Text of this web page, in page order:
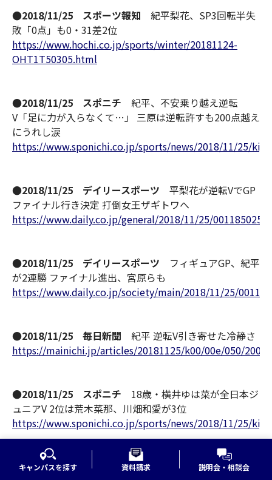
●2018/11/25 スポーツ報知 紀平梨花、SP3回転半失
敗「0点」も0・31差2位
https://www.hochi.co.jp/sports/winter/20181124-
OHT1T50305.html
●2018/11/25 スポニチ 紀平、不安乗り越え逆転
V「足に力が入らなくて…」 三原は逆転許すも200点越え
にうれし涙
https://www.sponichi.co.jp/sports/news/2018/11/25/kiji/
●2018/11/25 デイリースポーツ 平梨花が逆転VでGP
ファイナル行き決定 打倒女王ザギトワへ
https://www.daily.co.jp/general/2018/11/25/
●2018/11/25 デイリースポーツ フィギュアGP、紀平
が2連勝 ファイナル進出、宮原らも
https://www.daily.co.jp/society/main/2018/11/25/
●2018/11/25 毎日新聞 紀平 逆転V引き寄せた冷静さ
https://mainichi.jp/articles/20181125/k00/00e/050/
●2018/11/25 スポニチ 18歳・横井ゆは菜が全日本ジ
ュニアV 2位は荒木菜那、川畑和愛が3位
https://www.sponichi.co.jp/sports/news/2018/11/25/kiji/
●2018/11/25 日刊スポーツWeb
紀平梨花、宮原知
キャンパスを探す 資料請求 説明会・相談会